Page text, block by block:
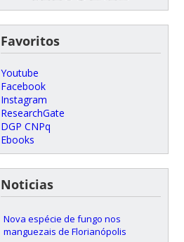
Favoritos
Youtube
Facebook
Instagram
ResearchGate
DGP CNPq
Ebooks
Noticias
Nova espécie de fungo nos
manguezais de Florianópolis